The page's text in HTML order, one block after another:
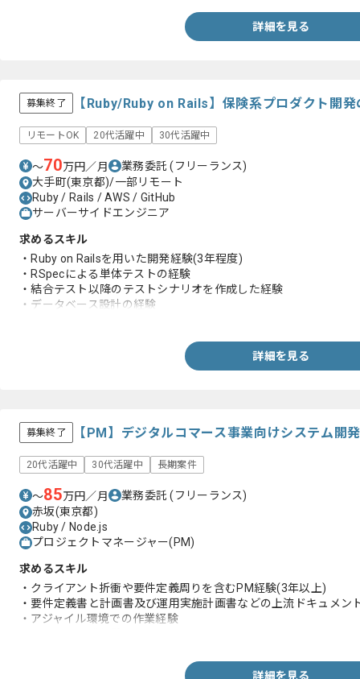
詳細を見る
募集終了 【Ruby/Ruby on Rails】保険系プロダクト開
リモートOK 20代活躍中 30代活躍中
〜70万円／月 業務委託(フリーランス)
大手町(東京都)/一部リモート
Ruby / Rails / AWS / GitHub
サーバーサイドエンジニア
求めるスキル
・Ruby on Railsを用いた開発経験(3年程度)
・RSpecによる単体テストの経験
・結合テスト以降のテストシナリオを作成した経験
・データベース設計の経験
詳細を見る
募集終了 【PM】デジタルコマース事業向けシステム開
20代活躍中 30代活躍中 長期案件
〜85万円／月 業務委託(フリーランス)
赤坂(東京都)
Ruby / Node.js
プロジェクトマネージャー(PM)
求めるスキル
・クライアント折衝や要件定義周りを含むPM経験(3年以上)
・要件定義書と計画書及び運用実施計画書などの上流ドキュメン
・アジャイル環境での作業経験
詳細を見る